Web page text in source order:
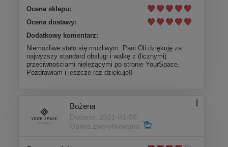
Ocena sklepu:
Ocena dostawy:
Dodatkowy komentarz:
Niemożliwe stało się możliwym. Pani Oli dziękuję za
najwyższy standard obsługi i walkę z (licznymi)
przeciwnościami nieleżącymi po stronie YourSpace.
Pozdrawiam i jeszcze raz dziękuję!!
Bożena
Dodano: 2021-01-09
Opinia zweryfikowana